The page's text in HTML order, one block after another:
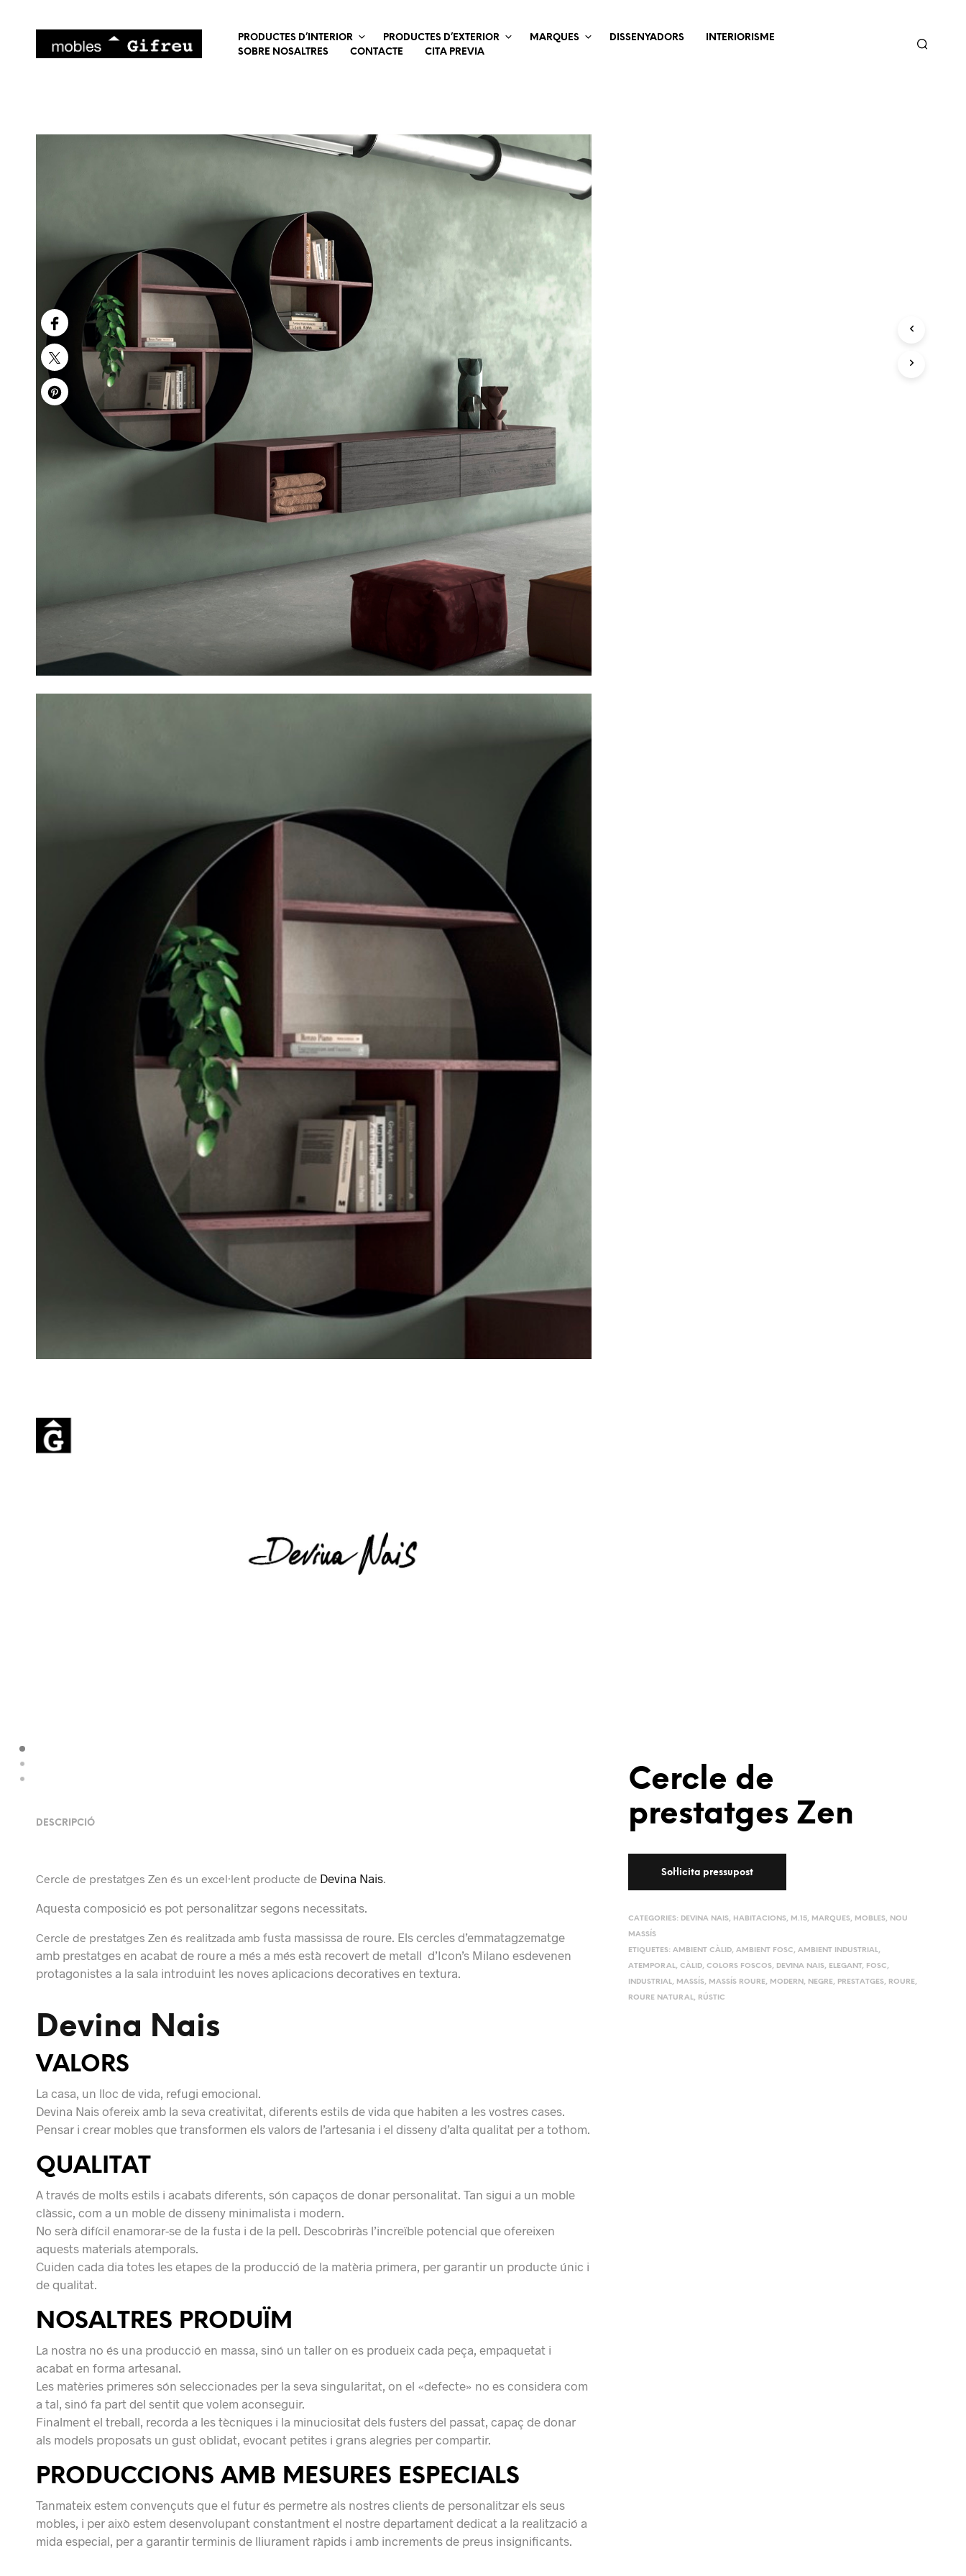
PRODUCTES D’INTERIOR PRODUCTES D’EXTERIOR MARQUES DISSENYADORS
INTERIORISME
SOBRE NOSALTRES
CONTACTE CITA PREVIA
Cercle de
prestatges Zen
CATEGORIES: DEVINA NAIS, HABITACIONS, M.15, MARQUES, MOBLES, NOU
MASSÍS
ETIQUETES: AMBIENT CÀLID, AMBIENT FOSC, AMBIENT INDUSTRIAL,
ATEMPORAL, CÀLID, COLORS FOSCOS, DEVINA NAIS, ELEGANT, FOSC,
INDUSTRIAL, MASSÍS, MASSÍS ROURE, MODERN , NEGRE, PRESTATGES, ROURE,
ROURE NATURAL, RÚSTIC
DESCRIPCIÓ
Cercle de prestatges Zen és un excel·lent producte de Devina Nais
Aquesta composició es pot personalitzar segons necessitats.
Cercle de prestatges Zen és realitzada amb fusta massissa de roure. Els cercles d’emmatagzematge
amb prestatges en acabat de roure a més a més està recovert de metall d’Icon’s Milano esdevenen
protagonistes a la sala introduint les noves aplicacions decoratives en textura.
Devina Nais
VALORS
La casa, un lloc de vida, refugi emocional.
Devina Nais ofereix amb la seva creativitat, diferents estils de vida que habiten a les vostres cases.
Pensar i crear mobles que transformen els valors de l’artesania i el disseny d’alta qualitat per a tothom.
QUALITAT
A través de molts estils i acabats diferents, són capaços de donar personalitat. Tan sigui a un moble
clàssic, com a un moble de disseny minimalista i modern.
No serà difícil enamorar-se de la fusta i de la pell. Descobriràs l’increïble potencial que ofereixen
aquests materials atemporals.
Cuiden cada dia totes les etapes de la producció de la matèria primera, per garantir un producte únic i
de qualitat.
NOSALTRES PRODUÏM
La nostra no és una producció en massa, sinó un taller on es produeix cada peça, empaquetat i
acabat en forma artesanal.
Les matèries primeres són seleccionades per la seva singularitat, on el «defecte» no es considera com
a tal, sinó fa part del sentit que volem aconseguir.
Finalment el treball, recorda a les tècniques i la minuciositat dels fusters del passat, capaç de donar
als models proposats un gust oblidat, evocant petites i grans alegries per compartir.
PRODUCCIONS AMB MESURES ESPECIALS
Tanmateix estem convençuts que el futur és permetre als nostres clients de personalitzar els seus
mobles, i per això estem desenvolupant constantment el nostre departament dedicat a la realització a
mida especial, per a garantir terminis de lliurament ràpids i amb increments de preus insignificants.